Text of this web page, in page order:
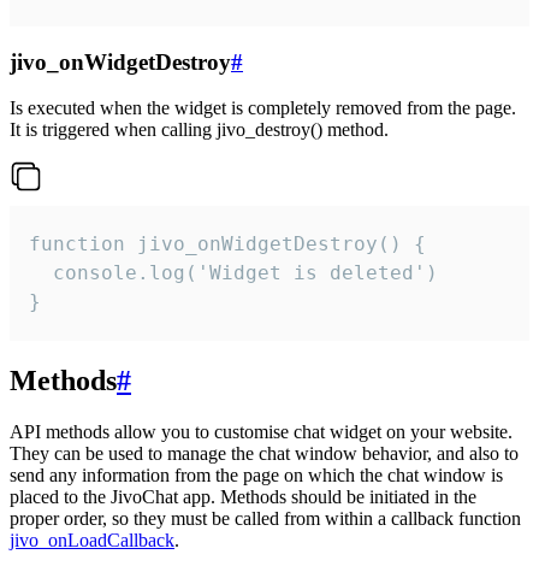
jivo_onWidgetDestroy#
Is executed when the widget is completely removed from the page.
It is triggered when calling jivo_destroy() method.
function jivo_onWidgetDestroy() {
  console.log('Widget is deleted')
}
Methods#
API methods allow you to customise chat widget on your website.
They can be used to manage the chat window behavior, and also to
send any information from the page on which the chat window is
placed to the JivoChat app. Methods should be initiated in the
proper order, so they must be called from within a callback function
jivo_onLoadCallback.